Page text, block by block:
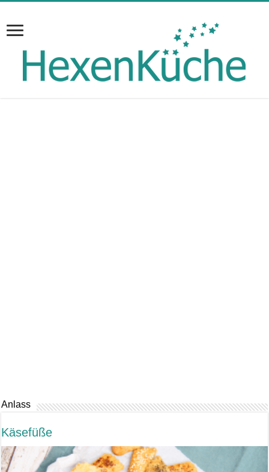
Anlass
Käsefüße